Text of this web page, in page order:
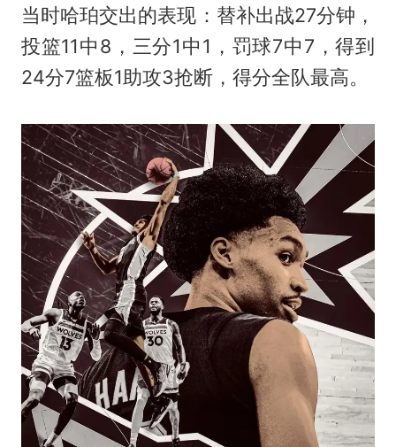
当时哈珀交出的表现：替补出战27分钟，
投篮11中8，三分1中1，罚球7中7，得到
24分7篮板1助攻3抢断，得分全队最高。